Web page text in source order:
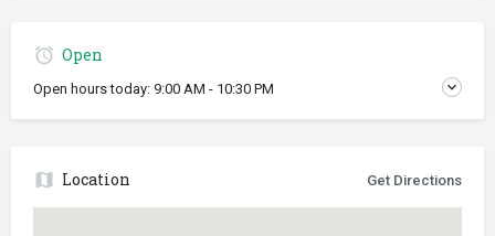
Open
Open hours today: 9:00 AM - 10:30 PM
Location Get Directions